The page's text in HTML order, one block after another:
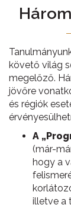
követő világ
megelőző.
jövőre
és régiók
A
(már-
hogy a
illetve a